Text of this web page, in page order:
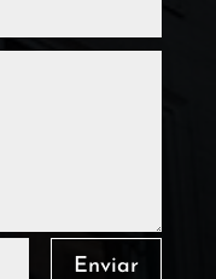
Enviar